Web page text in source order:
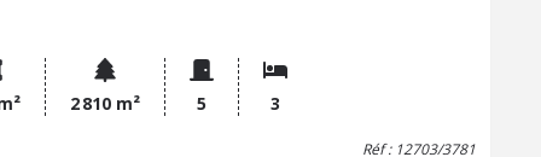
écurie, anciennes soues, abri, garage et ancienne
(en mauvais état) Jardin potager, cour et terrain Prix
: 80.000,00 EUR + 4.950,00 EUR (honoraires de
2 810 m² 5 3
Réf : 12703/3781